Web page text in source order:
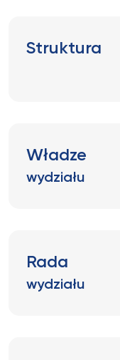
Struktura
Władze
wydziału
Rada
wydziału